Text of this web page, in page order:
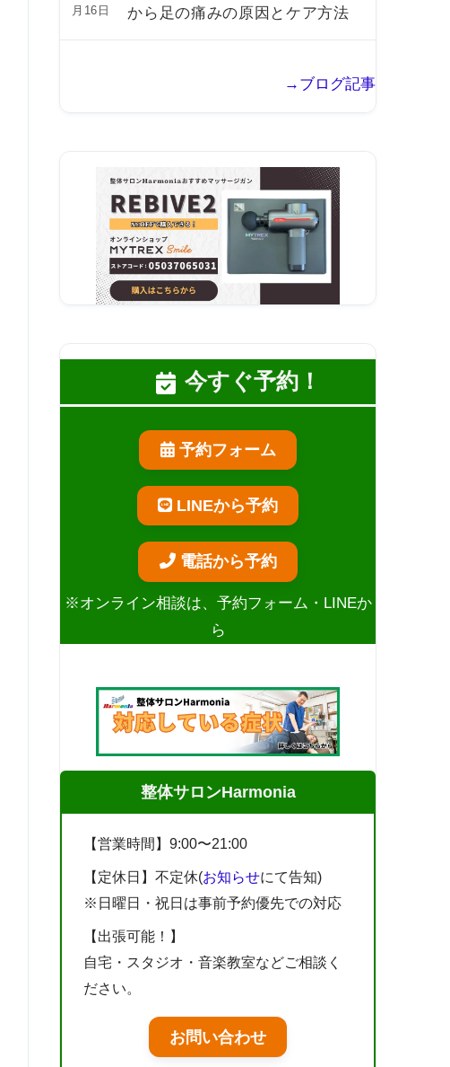
月16日
から足の痛みの原因とケア方法
→ブログ記事
今すぐ予約！
予約フォーム
LINEから予約
電話から予約
※オンライン相談は、予約フォーム・LINEか
ら
整体サロンHarmonia
【営業時間】9:00〜21:00
【定休日】不定休(お知らせにて告知)
※日曜日・祝日は事前予約優先での対応
【出張可能！】
自宅・スタジオ・音楽教室などご相談く
ださい。
お問い合わせ